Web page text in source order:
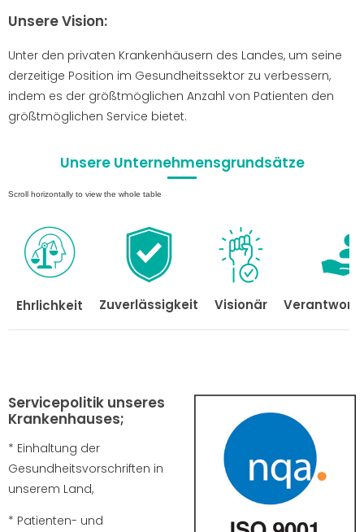
Unsere Vision:
Unter den privaten Krankenhäusern des Landes, um seine
derzeitige Position im Gesundheitssektor zu verbessern,
indem es der größtmöglichen Anzahl von Patienten den
größtmöglichen Service bietet.
Unsere Unternehmensgrundsätze
Ehrlichkeit Zuverlässigkeit Visionär
Servicepolitik unseres
Krankenhauses;
* Einhaltung der
Gesundheitsvorschriften in
unserem Land,
* Patienten- und